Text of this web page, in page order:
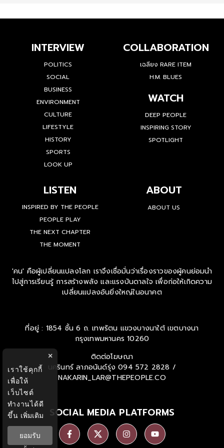
INTERVIEW
POLITICS
SOCIAL
BUSINESS
ENVIRONMENT
CULTURE
LIFESTYLE
HISTORY
SPORTS
LOOK UP
COLLABORATION
เฉลียง RARE ITEM
H.M. BLUES
WATCH
DEEP PEOPLE
INSPIRING STORY
SPOTLIGHT
LISTEN
INSPIRED BY THE PEOPLE
PEOPLE PLAY
THE NEXT CHAPTER
THE MOMENT
ABOUT
ABOUT US
'คน' คือผู้เปลี่ยนแปลงโลก เราจึงเชื่อมั่นว่าเรื่องราวของผู้คนย่อมนำ
ไปสู่การเรียนรู้ การสร้างพลัง และแรงบันดาลใจ เพื่อก่อให้เกิดความ
เปลี่ยนแปลงอันยิ่งใหญ่ในอนาคต
ที่อยู่ : 1854 ชั้น 6 ถ. เทพรัตน แขวงบางนาใต้ เขตบางนา
กรุงเทพมหานคร 10260
ติดต่อโฆษณา
นครินทร์ ลาภอนันด์รุ่ง 094 572 2828 /
NAKARIN_LAR@THEPEOPLE.CO
SOCIAL MEDIA PLATFORMS
×
เราใช้คุกกี้
เพื่อให้
เว็บไซต์
ทำงานได้ดี
ขึ้น เพิ่มเติม
ยอมรับ